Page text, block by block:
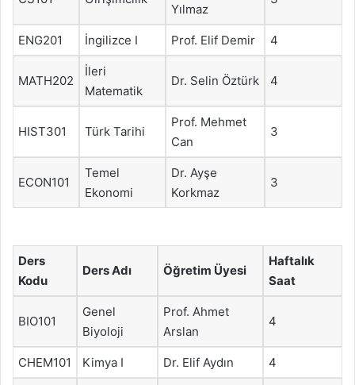
Yılmaz
ENG201 İngilizce I Prof. Elif Demir 4
MATH202
İleri
Matematik
Dr. Selin Öztürk 4
HIST301 Türk Tarihi
Prof. Mehmet
Can
3
ECON101
Temel
Ekonomi
Dr. Ayşe
Korkmaz
3
Ders
Kodu
Ders Adı Öğretim Üyesi
Haftalık
Saat
BIO101
Genel
Biyoloji
Prof. Ahmet
Arslan
4
CHEM101 Kimya I Dr. Elif Aydın 4